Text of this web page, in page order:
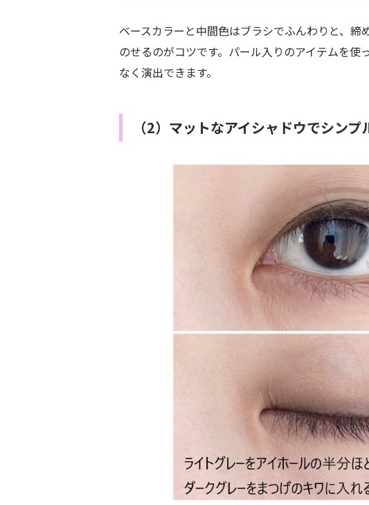
ベースカラーと中間色はブラシでふんわりと、
のせるのがコツです。パール入りのアイテムを使
なく演出できます。
（2）マットなアイシャドウでシンプ